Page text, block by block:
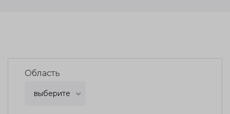
Область
выберите